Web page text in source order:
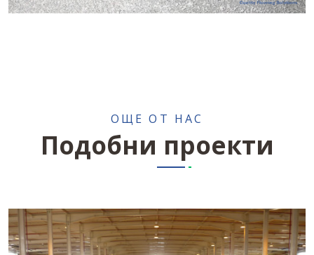
ОЩЕ ОТ НАС
Подобни проекти